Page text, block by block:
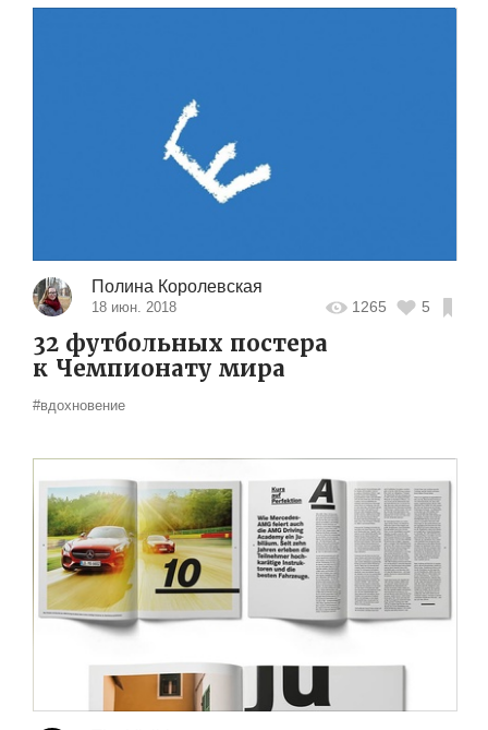
Полина Королевская
18 июн. 2018 1265 5
32 футбольных постера
к Чемпионату мира
#вдохновение